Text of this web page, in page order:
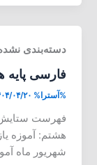
دسته‌بندی
فارسی پایه
%آسترا% ۱۴۰۴/
فهرست
هشتم: آموزه
شهریور ماه